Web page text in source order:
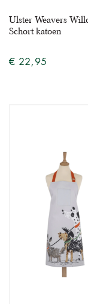
Ulster Weavers
Schort katoen
€ 22,95